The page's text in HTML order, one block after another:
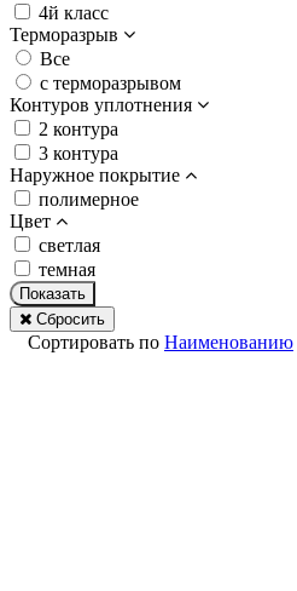
4й класс
Терморазрыв
Все
с терморазрывом
Контуров уплотнения
2 контура
3 контура
Наружное покрытие
полимерное
Цвет
светлая
темная
Показать
Сбросить
Сортировать по Наименованию